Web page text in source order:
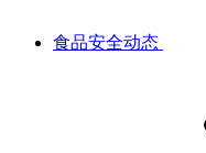
食品安全动态